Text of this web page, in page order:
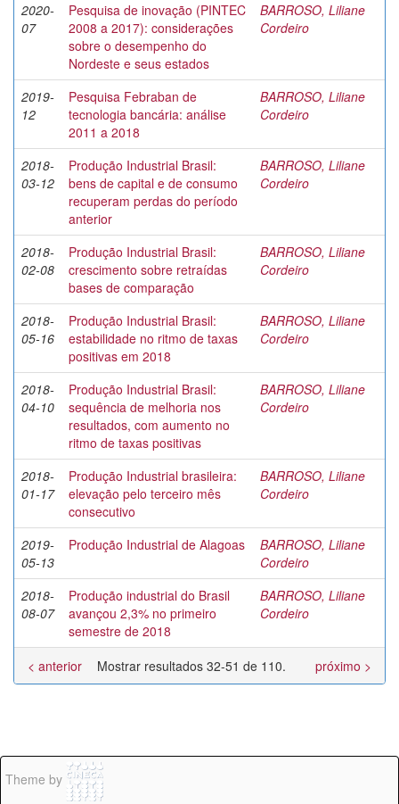
2020-
07
Pesquisa de inovação (PINTEC
2008 a 2017): considerações
sobre o desempenho do
Nordeste e seus estados
BARROSO, Liliane
Cordeiro
2019-
12
Pesquisa Febraban de
tecnologia bancária: análise
2011 a 2018
BARROSO, Liliane
Cordeiro
2018-
03-12
Produção Industrial Brasil:
bens de capital e de consumo
recuperam perdas do período
anterior
BARROSO, Liliane
Cordeiro
2018-
02-08
Produção Industrial Brasil:
crescimento sobre retraídas
bases de comparação
BARROSO, Liliane
Cordeiro
2018-
05-16
Produção Industrial Brasil:
estabilidade no ritmo de taxas
positivas em 2018
BARROSO, Liliane
Cordeiro
2018-
04-10
Produção Industrial Brasil:
sequência de melhoria nos
resultados, com aumento no
ritmo de taxas positivas
BARROSO, Liliane
Cordeiro
2018-
01-17
Produção Industrial brasileira:
elevação pelo terceiro mês
consecutivo
BARROSO, Liliane
Cordeiro
2019-
05-13
Produção Industrial de Alagoas
BARROSO, Liliane
Cordeiro
2018-
08-07
Produção industrial do Brasil
avançou 2,3% no primeiro
semestre de 2018
BARROSO, Liliane
Cordeiro
Mostrar resultados 32-51 de 110.
< anterior próximo >
Theme by